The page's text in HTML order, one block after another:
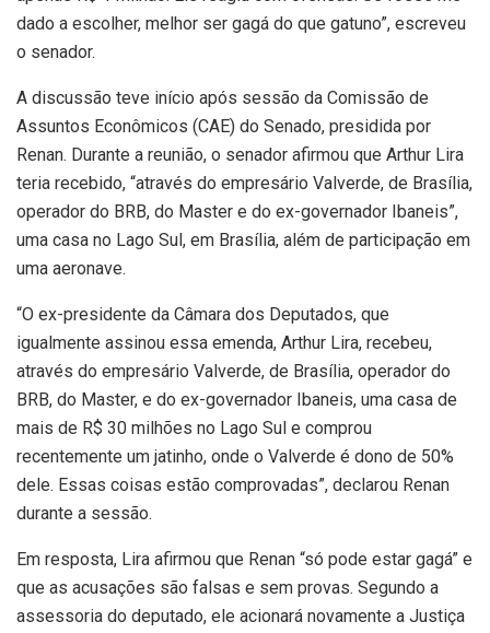
dado a escolher, melhor ser gagá do que gatuno”, escreveu
o senador.
A discussão teve início após sessão da Comissão de
Assuntos Econômicos (CAE) do Senado, presidida por
Renan. Durante a reunião, o senador afirmou que Arthur Lira
teria recebido, “através do empresário Valverde, de Brasília,
operador do BRB, do Master e do ex-governador Ibaneis”,
uma casa no Lago Sul, em Brasília, além de participação em
uma aeronave.
“O ex-presidente da Câmara dos Deputados, que
igualmente assinou essa emenda, Arthur Lira, recebeu,
através do empresário Valverde, de Brasília, operador do
BRB, do Master, e do ex-governador Ibaneis, uma casa de
mais de R$ 30 milhões no Lago Sul e comprou
recentemente um jatinho, onde o Valverde é dono de 50%
dele. Essas coisas estão comprovadas”, declarou Renan
durante a sessão.
Em resposta, Lira afirmou que Renan “só pode estar gagá” e
que as acusações são falsas e sem provas. Segundo a
assessoria do deputado, ele acionará novamente a Justiça